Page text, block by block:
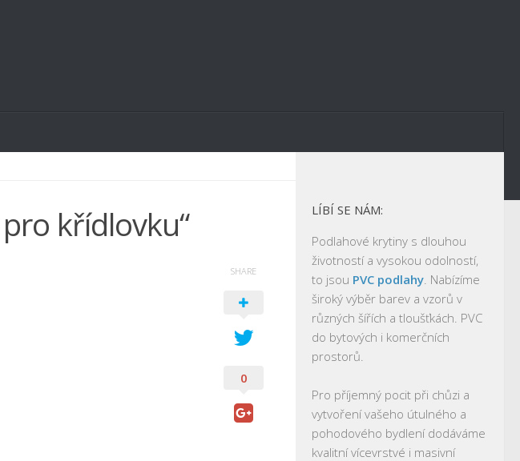
křídlovku“
SHARE
0
LÍBÍ SE NÁM:
Podlahové krytiny s dlouhou
životností a vysokou odolností,
to jsou PVC podlahy. Nabízíme
široký výběr barev a vzorů v
různých šířích a tloušťkách. PVC
do bytových i komerčních
prostorů.
Pro příjemný pocit při chůzi a
vytvoření vašeho útulného a
pohodového bydlení dodáváme
kvalitní vícevrstvé i masivní